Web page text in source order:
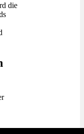
die